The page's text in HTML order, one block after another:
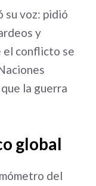
su voz: pidió
y
el conflicto se
la guerra
global
del